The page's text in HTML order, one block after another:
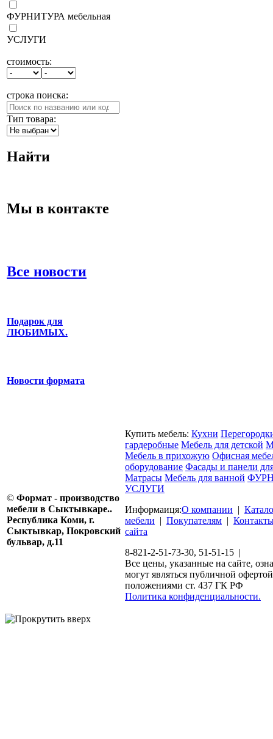
ФУРНИТУРА мебельная
УСЛУГИ
стоимость:
строка поиска:
Тип товара:
Найти
Мы в контакте
Все новости
Подарок для
ЛЮБИМЫХ.
Новости формата
© Формат - производство
мебели в Сыктывкаре..
Республика Коми, г.
Сыктывкар, Покровский
бульвар, д.11
Купить мебель: Кухни
гардеробные Мебель для детской
Мебель в прихожую Офисная
оборудование Фасады и панели
Матрасы Мебель для ванной
УСЛУГИ
Информаиця:О компании |
мебели | Покупателям |
сайта
8-821-2-51-73-30, 51-51-15 |
Все цены, указанные на сайте,
могут являться публичной
положениями ст. 437 ГК РФ
Политика конфиденциальности.